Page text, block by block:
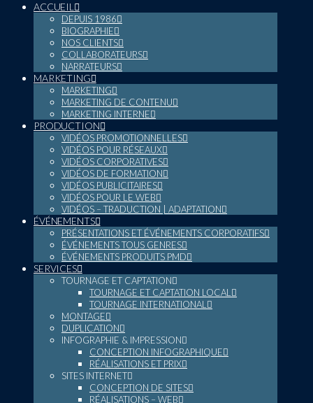
ACCUEIL
DEPUIS 1986
BIOGRAPHIE
NOS CLIENTS
COLLABORATEURS
NARRATEURS
MARKETING
MARKETING
MARKETING DE CONTENU
MARKETING INTERNE
PRODUCTION
VIDÉOS PROMOTIONNELLES
VIDÉOS POUR RÉSEAUX
VIDÉOS CORPORATIVES
VIDÉOS DE FORMATION
VIDÉOS PUBLICITAIRES
VIDÉOS POUR LE WEB
VIDÉOS – TRADUCTION | ADAPTATION
ÉVÉNEMENTS
PRÉSENTATIONS ET ÉVÉNEMENTS CORPORATIFS
ÉVÉNEMENTS TOUS GENRES
ÉVÉNEMENTS PRODUITS PMD
SERVICES
TOURNAGE ET CAPTATION
TOURNAGE ET CAPTATION LOCAL
TOURNAGE INTERNATIONAL
MONTAGE
DUPLICATION
INFOGRAPHIE & IMPRESSION
CONCEPTION INFOGRAPHIQUE
RÉALISATIONS ET PRIX
SITES INTERNET
CONCEPTION DE SITES
RÉALISATIONS – WEB